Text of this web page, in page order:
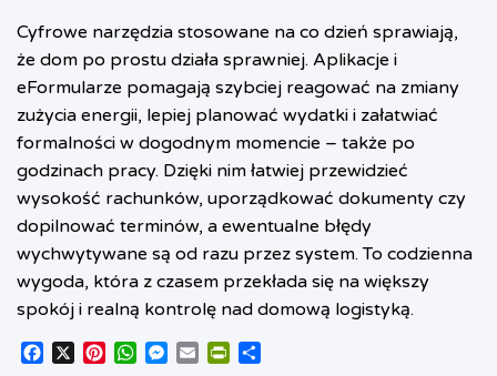
Cyfrowe narzędzia stosowane na co dzień sprawiają,
że dom po prostu działa sprawniej. Aplikacje i
eFormularze pomagają szybciej reagować na zmiany
zużycia energii, lepiej planować wydatki i załatwiać
formalności w dogodnym momencie – także po
godzinach pracy. Dzięki nim łatwiej przewidzieć
wysokość rachunków, uporządkować dokumenty czy
dopilnować terminów, a ewentualne błędy
wychwytywane są od razu przez system. To codzienna
wygoda, która z czasem przekłada się na większy
spokój i realną kontrolę nad domową logistyką.
X
W
M